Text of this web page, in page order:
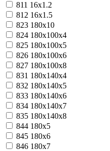
811 16х1.2
812 16х1.5
823 180x10
824 180x100x4
825 180x100x5
826 180x100x6
827 180x100x8
831 180x140x4
832 180x140x5
833 180x140x6
834 180x140x7
835 180x140x8
844 180x5
845 180x6
846 180x7